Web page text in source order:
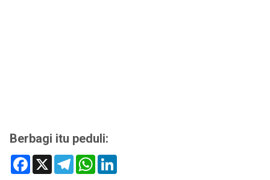
Berbagi itu peduli:
F
X
T
e
W